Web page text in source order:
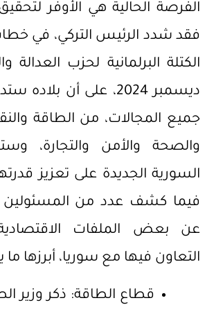
الفرصة الحالية هي الأوفر
فقد شدد الرئيس التركي، في
ديسمبر 2024، على أن
جميع المجالات، من الطاقة
والصحة والأمن والتجارة،
السورية الجديدة على تعزيز
فيما كشف عدد من المسئولين
عن بعض الملفات
التعاون فيها مع سوريا، أبرزها ما
قطاع الطاقة: ذكر وزير